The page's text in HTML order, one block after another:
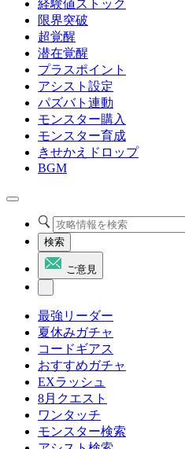
経験値ストック
限界突破
超覚醒
潜在覚醒
プラスポイント
アシスト設定
パズバト連動
モンスター購入
モンスター育成
きせかえドロップ
BGM
検索
ご意見
最強リーダー
夏休みガチャ
コードギアス
おすすめガチャ
EXラッシュ
8月クエスト
ワンタッチ
モンスター検索